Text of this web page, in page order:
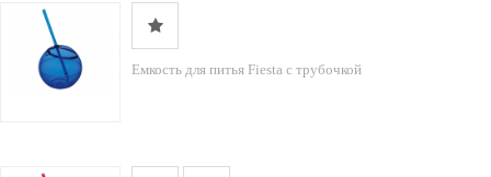
Емкость для питья Fiesta с трубочкой